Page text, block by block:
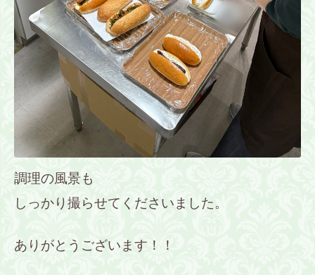
調理の風景も
しっかり撮らせてくださいました。
ありがとうございます！！